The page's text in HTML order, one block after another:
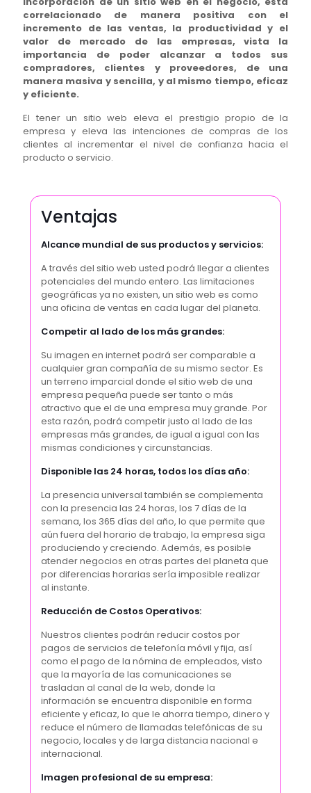
correlacionado de manera positiva con el
incremento de las ventas, la productividad y el
valor de mercado de las empresas, vista la
importancia de poder alcanzar a todos sus
compradores, clientes y proveedores, de una
manera masiva y sencilla, y al mismo tiempo, eficaz
y eficiente.
El tener un sitio web eleva el prestigio propio de la
empresa y eleva las intenciones de compras de los
clientes al incrementar el nivel de confianza hacia el
producto o servicio.
Ventajas
Alcance mundial de sus productos y servicios:
A través del sitio web usted podrá llegar a clientes
potenciales del mundo entero. Las limitaciones
geográficas ya no existen, un sitio web es como
una oficina de ventas en cada lugar del planeta.
Competir al lado de los más grandes:
Su imagen en internet podrá ser comparable a
cualquier gran compañía de su mismo sector. Es
un terreno imparcial donde el sitio web de una
empresa pequeña puede ser tanto o más
atractivo que el de una empresa muy grande. Por
esta razón, podrá competir justo al lado de las
empresas más grandes, de igual a igual con las
mismas condiciones y circunstancias.
Disponible las 24 horas, todos los días año:
La presencia universal también se complementa
con la presencia las 24 horas, los 7 días de la
semana, los 365 días del año, lo que permite que
aún fuera del horario de trabajo, la empresa siga
produciendo y creciendo. Además, es posible
atender negocios en otras partes del planeta que
por diferencias horarias sería imposible realizar
al instante.
Reducción de Costos Operativos:
Nuestros clientes podrán reducir costos por
pagos de servicios de telefonía móvil y fija, así
como el pago de la nómina de empleados, visto
que la mayoría de las comunicaciones se
trasladan al canal de la web, donde la
información se encuentra disponible en forma
eficiente y eficaz, lo que le ahorra tiempo, dinero y
reduce el número de llamadas telefónicas de su
negocio, locales y de larga distancia nacional e
internacional.
Imagen profesional de su empresa: